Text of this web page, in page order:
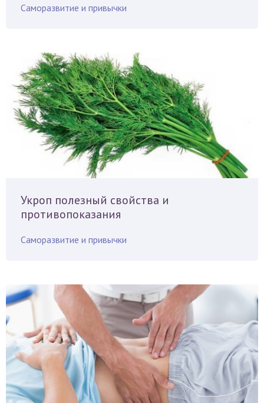
Саморазвитие и привычки
Укроп полезный свойства и
противопоказания
Саморазвитие и привычки